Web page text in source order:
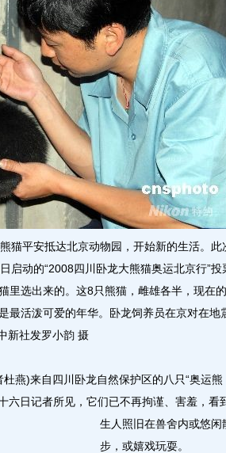
平安抵达北京动物园，开始新的生活。此
启动的“2008四川卧龙大熊猫奥运北京行”投
里选出来的。这8只熊猫，雌雄各半，现在
最活泼可爱的年华。卧龙饲养员在京对在地
新社发罗小韵 摄
)来自四川卧龙自然保护区的八只“奥运熊
六日记者所见，它们已不再拘谨、害羞，看
生人照旧在兽舍内或悠闲
步，或嬉戏玩耍。